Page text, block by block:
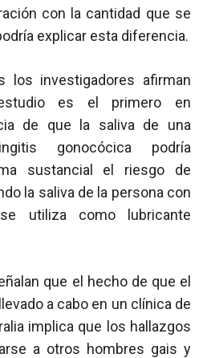
con la cantidad que se
explicar esta diferencia.
los investigadores afirman
es el primero en
de que la saliva de una
gonocócica podría
sustancial el riesgo de
la saliva de la persona con
utiliza como lubricante
que el hecho de que el
a cabo en un clínica de
implica que los hallazgos
a otros hombres gais y